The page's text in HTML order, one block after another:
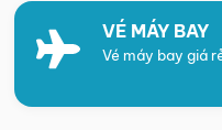
VÉ MÁY BAY
Vé máy bay giá